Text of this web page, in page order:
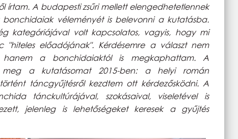
írtam. A budapesti zsűri mellett elengedhetetlennek
véleményét is belevonni a kutatásba.
kategóriájával volt kapcsolatos, vagyis, hogy mi
előadójának". Kérdésemre a választ nem
hanem a bonchidaiaktól is megkaphattam. A
meg a kutatásomat 2015-ben: a helyi román
táncgyűjtésről kezdtem ott kérdezősködni. A
tánckultúrájával, szokásaival, viseletével is
jelenleg is lehetőségeket keresek a gyűjtés